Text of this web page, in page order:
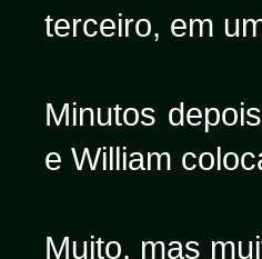
terceiro, em
Minutos
e William
Muito, mas